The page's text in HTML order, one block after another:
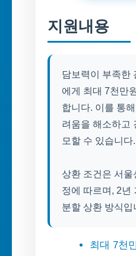
지원내용
담보력이 부족한
에게 최대 7천만
합니다. 이를 통
려움을 해소하고
모할 수 있습니다.
상환 조건은 서
정에 따르며, 2년
분할 상환 방식입
최대 7천